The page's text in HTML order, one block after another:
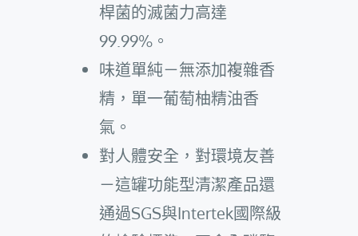
桿菌的滅菌力高達
99.99%。
味道單純－無添加複雜香
精，單一葡萄柚精油香
氣。
對人體安全，對環境友善
－這罐功能型清潔產品還
通過SGS與Intertek國際級